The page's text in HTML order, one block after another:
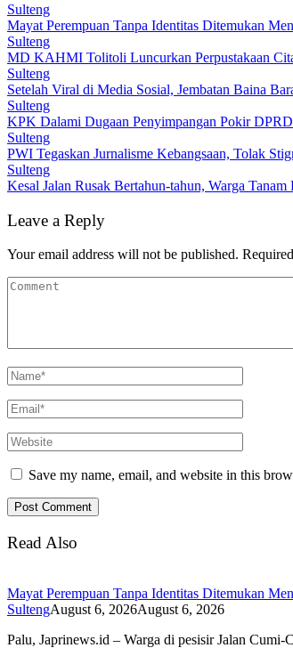
Sulteng
Mayat Perempuan Tanpa Identitas Ditemukan
Sulteng
MD KAHMI Tolitoli Luncurkan Perpustakaan
Sulteng
Setelah Viral di Media Sosial, Jembatan Baina
Sulteng
KPK Dalami Dugaan Penyimpangan Pokir
Sulteng
PWI Tegaskan Jurnalisme Kebangsaan, Tolak
Sulteng
Kesal Jalan Rusak Bertahun-tahun, Warga Tanam
Leave a Reply
Your email address will not be published.
Save my name, email, and website in this
Read Also
Mayat Perempuan Tanpa Identitas Ditemukan
SultengAugust 6, 2026August 6, 2026
Palu, Japrinews.id – Warga di pesisir Jalan